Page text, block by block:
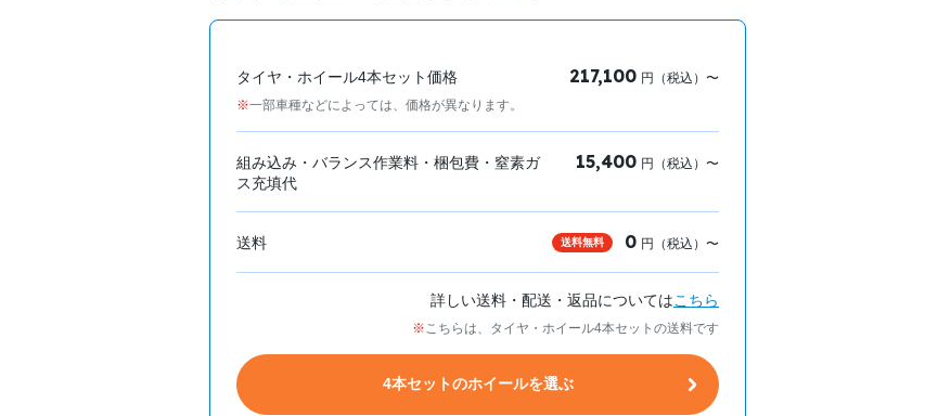
タイヤ・ホイール4本セット価格
一部車種などによっては、価格が異なります。
217,100 円（税込）〜
組み込み・バランス作業料・梱包費・窒素ガ
ス充填代
15,400 円（税込）〜
送料 送料無料 0 円（税込）〜
詳しい送料・配送・返品についてはこちら
こちらは、タイヤ・ホイール4本セットの送料です
4本セットのホイールを選ぶ